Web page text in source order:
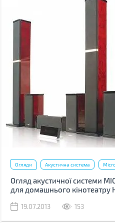
Огляди Акустична система
Огляд акустичної системи
для домашнього кінотеатру
19.07.2013 153